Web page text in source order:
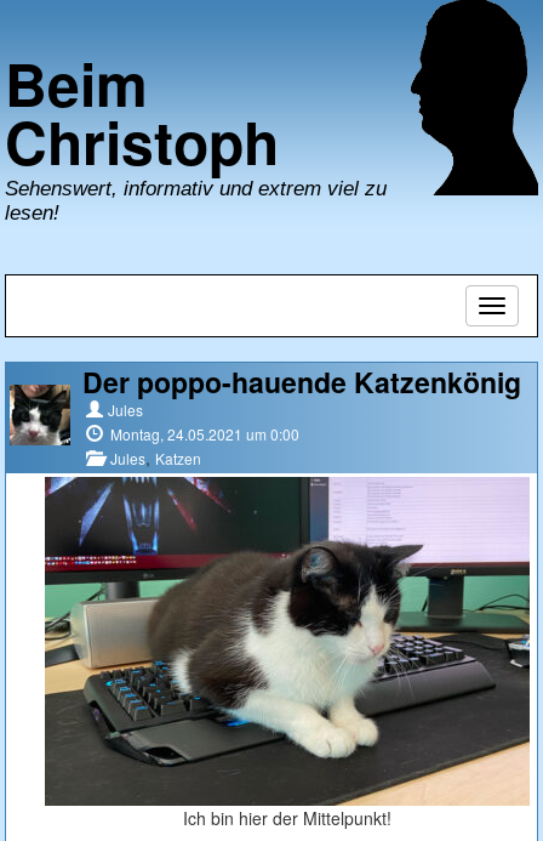
Beim
Christoph
Sehenswert, informativ und extrem viel zu
lesen!
Der poppo-hauende Katzenkönig
Jules
Montag, 24.05.2021 um 0:00
Jules, Katzen
Ich bin hier der Mittelpunkt!